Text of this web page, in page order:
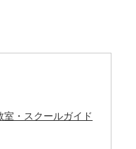
室・スクールガイド